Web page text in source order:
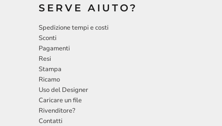
SERVE AIUTO?
Spedizione tempi e costi
Sconti
Pagamenti
Resi
Stampa
Ricamo
Uso del Designer
Caricare un file
Rivenditore?
Contatti